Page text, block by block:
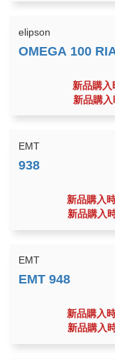
elipson
新品購入
新品購入
EMT
新品購入
新品購入
EMT
新品購入
新品購入